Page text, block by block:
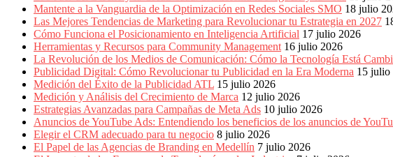
Campañas
Publicitarias,
Agencias,
Empresas,
Negocios,
Tendencias,
Trendings,
Dinero,
Economía,
Diseño
Web,
Móviles,
Mantente a la Vanguardia de la Optimización en Redes Sociales SMO 18 julio
Las Mejores Tendencias de Marketing para Revolucionar tu Estrategia en 2027
Cómo Funciona el Posicionamiento en Inteligencia Artificial 17 julio 2026
Herramientas y Recursos para Community Management 16 julio 2026
La Revolución de los Medios de Comunicación: Cómo la Tecnología Está
Publicidad Digital: Cómo Revolucionar tu Publicidad en la Era Moderna 15 julio
Medición del Éxito de la Publicidad ATL 15 julio 2026
Medición y Análisis del Crecimiento de Marca 12 julio 2026
Estrategias Avanzadas para Campañas de Meta Ads 10 julio 2026
Anuncios de YouTube Ads: Entendiendo los beneficios de los anuncios de
Elegir el CRM adecuado para tu negocio 8 julio 2026
El Papel de las Agencias de Branding en Medellín 7 julio 2026